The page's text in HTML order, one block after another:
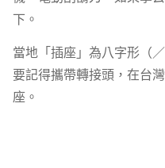
下。
當地「插座」為八字形（
要記得攜帶轉接頭，在台
座。